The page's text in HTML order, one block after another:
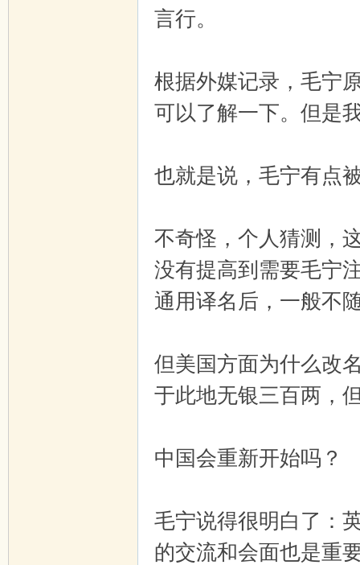
言行。
根据外媒记录，毛宁
可以了解一下。但是
也就是说，毛宁有点
不奇怪，个人猜测，
没有提高到需要毛宁
通用译名后，一般不
但美国方面为什么改
于此地无银三百两，
中国会重新开始吗？
毛宁说得很明白了：
的交流和会面也是重